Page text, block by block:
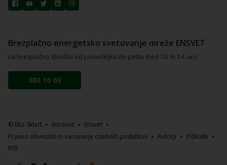
Brezplačno energetsko svetovanje mreže ENSVET
na brezplačno številko od ponedeljka do petka med 10. in 14. uro.
080 16 69
© Eko Sklad Intranet
Ensvet
Pravno obvestilo in varovanje osebnih podatkov
Avtorji
Piškotki
RSS